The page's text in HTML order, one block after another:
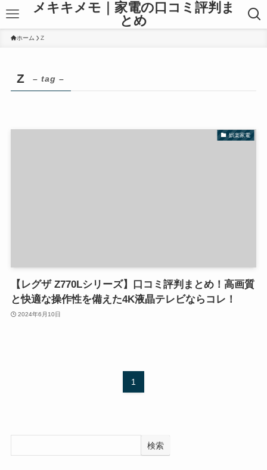
メキキメモ｜家電の口コミ評判ま
とめ
ホーム Z
Z – tag –
娯楽家電
【レグザ Z770Lシリーズ】口コミ評判まとめ！高画質
と快適な操作性を備えた4K液晶テレビならコレ！
2024年6月10日
1
検索